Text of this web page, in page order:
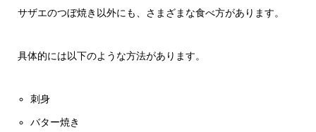
サザエのつぼ焼き以外にも、さまざまな食べ方があります。
具体的には以下のような方法があります。
刺身
バター焼き